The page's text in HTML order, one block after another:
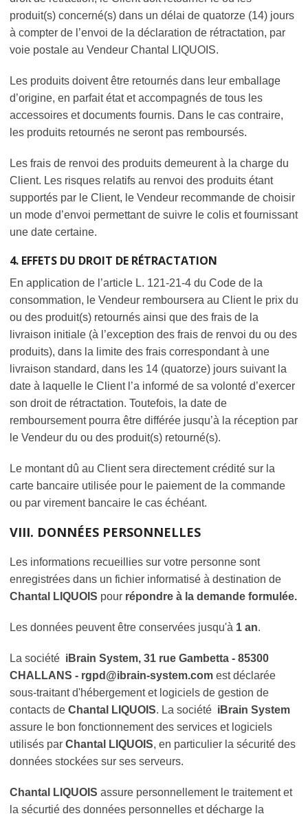
produit(s) concerné(s) dans un délai de quatorze (14) jours
à compter de l’envoi de la déclaration de rétractation, par
voie postale au Vendeur Chantal LIQUOIS.
Les produits doivent être retournés dans leur emballage
d’origine, en parfait état et accompagnés de tous les
accessoires et documents fournis. Dans le cas contraire,
les produits retournés ne seront pas remboursés.
Les frais de renvoi des produits demeurent à la charge du
Client. Les risques relatifs au renvoi des produits étant
supportés par le Client, le Vendeur recommande de choisir
un mode d’envoi permettant de suivre le colis et fournissant
une date certaine.
4. EFFETS DU DROIT DE RÉTRACTATION
En application de l’article L. 121-21-4 du Code de la
consommation, le Vendeur remboursera au Client le prix du
ou des produit(s) retournés ainsi que des frais de la
livraison initiale (à l’exception des frais de renvoi du ou des
produits), dans la limite des frais correspondant à une
livraison standard, dans les 14 (quatorze) jours suivant la
date à laquelle le Client l’a informé de sa volonté d’exercer
son droit de rétractation. Toutefois, la date de
remboursement pourra être différée jusqu’à la réception par
le Vendeur du ou des produit(s) retourné(s).
Le montant dû au Client sera directement crédité sur la
carte bancaire utilisée pour le paiement de la commande
ou par virement bancaire le cas échéant.
VIII. DONNÉES PERSONNELLES
Les informations recueillies sur votre personne sont
enregistrées dans un fichier informatisé à destination de
Chantal LIQUOIS pour répondre à la demande formulée.
Les données peuvent être conservées jusqu'à 1 an.
La société iBrain System, 31 rue Gambetta - 85300
CHALLANS - rgpd@ibrain-system.com est déclarée
sous-traitant d'hébergement et logiciels de gestion de
contacts de Chantal LIQUOIS. La société iBrain System
assure le bon fonctionnement des services et logiciels
utilisés par Chantal LIQUOIS, en particulier la sécurité des
données stockées sur ses serveurs.
Chantal LIQUOIS assure personnellement le traitement et
la sécurtié des données personnelles et décharge la